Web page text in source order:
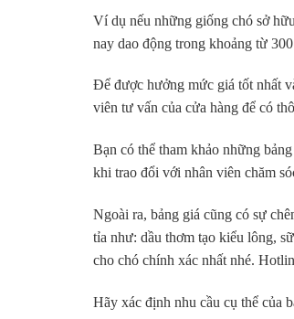
Ví dụ nếu những giống chó sở
nay dao động trong khoảng từ
Để được hưởng mức giá tốt nhất
viên tư vấn của cửa hàng để có
Bạn có thể tham khảo những
khi trao đổi với nhân viên chăm
Ngoài ra, bảng giá cũng có sự
tỉa như: dầu thơm tạo kiểu lông,
cho chó chính xác nhất nhé.
Hãy xác định nhu cầu cụ thể của